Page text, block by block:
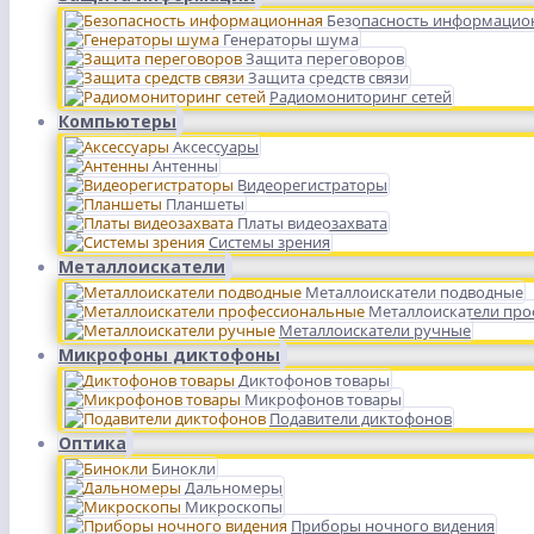
Безопасность
Генераторы шума
Защита переговоров
Защита средств связи
Радиомониторинг сетей
Компьютеры
Аксессуары
Антенны
Видеорегистраторы
Планшеты
Платы видеозахвата
Системы зрения
Металлоискатели
Металлоискатели подводные
Металлоискатели
Металлоискатели ручные
Микрофоны диктофоны
Диктофонов товары
Микрофонов товары
Подавители диктофонов
Оптика
Бинокли
Дальномеры
Микроскопы
Приборы ночного видения